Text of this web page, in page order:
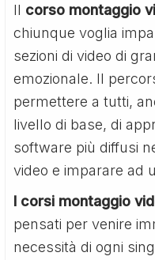
Il corso montaggio
chiunque voglia
sezioni di video di
emozionale. Il
permettere a tutti,
livello di base, di
software più diffusi
video e imparare ad
I corsi montaggio
pensati per venire
necessità di ogni